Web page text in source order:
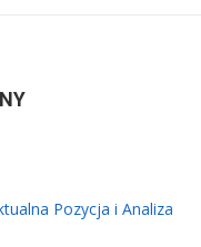
Pozycja i Analiza